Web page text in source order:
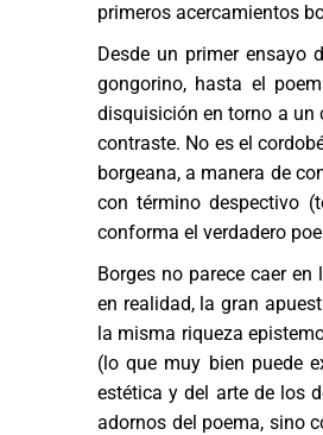
primeros acercamientos
Desde un primer ensayo
gongorino, hasta el
disquisición en torno a un
contraste. No es el
borgeana, a manera de
con término despectivo
conforma el verdadero
Borges no parece caer
en realidad, la gran
la misma riqueza
(lo que muy bien puede
estética y del arte de los
adornos del poema, sino